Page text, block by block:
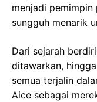
menjadi pemimpin
sungguh menarik
Dari sejarah
ditawarkan,
semua terjalin
Aice sebagai